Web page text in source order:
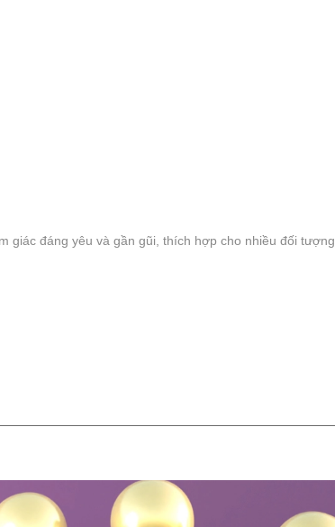
giác đáng yêu và gần gũi, thích hợp cho nhiều đối tượng